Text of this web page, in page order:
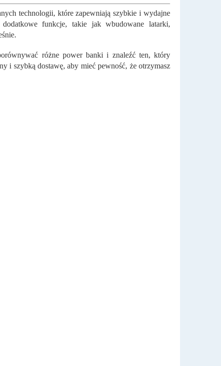
technologii, które zapewniają szybkie i wydajne
funkcje, takie jak wbudowane latarki,
różne power banki i znaleźć ten, który
i szybką dostawę, aby mieć pewność, że otrzymasz